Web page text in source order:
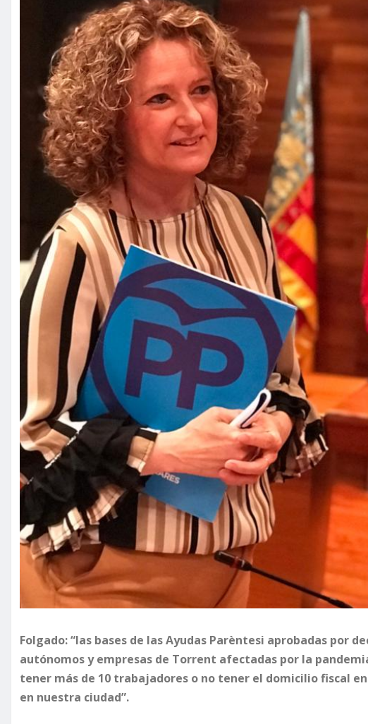
Folgado: “las bases de las Ayudas Parèntesi aprobadas por
autónomos y empresas de Torrent afectadas por la
tener más de 10 trabajadores o no tener el domicilio fiscal
en nuestra ciudad”.